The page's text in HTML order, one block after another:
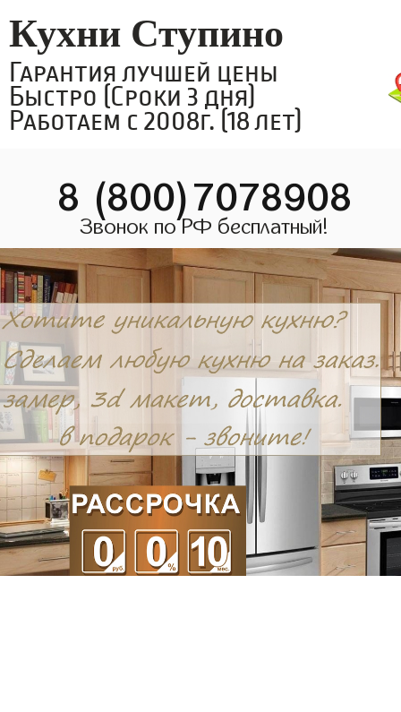
Кухни Ступино
Гарантия лучшей цены
Быстро (Сроки 3 дня)
Работаем с 2008г. (18 лет)
8 (800)7078908
Звонок по РФ бесплатный!